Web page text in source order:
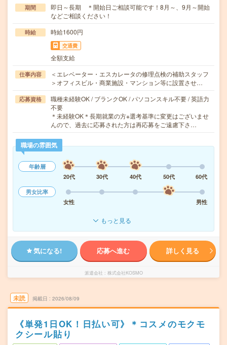
期間
即日～長期 ＊開始日ご相談可能です！8月～、9月～開始
などご相談ください！
時給 時給1600円
交通費
全額支給
仕事内容
＜エレベーター・エスカレータの修理点検の補助スタッフ
＞オフィスビル・商業施設・マンション等に設置させ…
応募資格
職種未経験OK / ブランクOK / パソコンスキル不要 / 英語力
不要
＊未経験OK＊長期就業の方※選考基準に変更はございませ
んので、過去に応募された方は再応募をご遠慮下さ…
職場の雰囲気
年齢層
20代
30代 40代 50代
60代
男女比率
女性
男性
もっと見る
気になる! 応募へ進む 詳しく見る
派遣会社 株式会社KOSMO
未読 掲載日 2026/08/09
《単発1日OK！日払い可》＊コスメのモクモ
クシール貼り